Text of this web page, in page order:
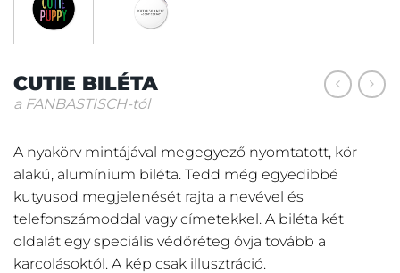
CUTIE BILÉTA
a FANBASTISCH-tól
A nyakörv mintájával megegyező nyomtatott, kör
alakú, alumínium biléta. Tedd még egyedibbé
kutyusod megjelenését rajta a nevével és
telefonszámoddal vagy címetekkel. A biléta két
oldalát egy speciális védőréteg óvja tovább a
karcolásoktól. A kép csak illusztráció.